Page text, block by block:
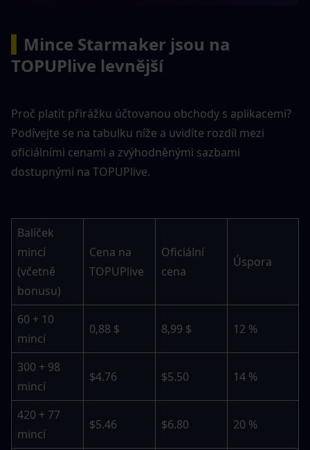
Mince Starmaker jsou na
TOPUPlive levnější
Proč platit přirážku účtovanou obchody s aplikacemi?
Podívejte se na tabulku níže a uvidíte rozdíl mezi
oficiálními cenami a zvýhodněnými sazbami
dostupnými na TOPUPlive.
Balíček
mincí
(včetně
bonusu)
Cena na
TOPUPlive
Oficiální
cena
Úspora
60 + 10
mincí
0,88 $ 8,99 $ 12 %
300 + 98
mincí
$4.76 $5.50 14 %
420 + 77
mincí
$5.46 $6.80 20 %